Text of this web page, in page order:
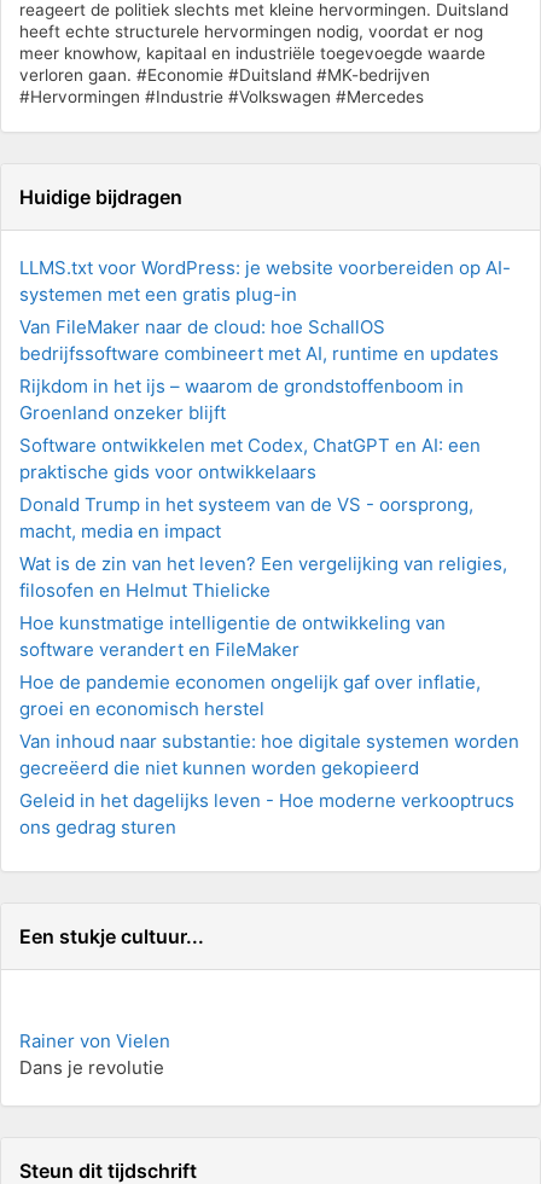
reageert de politiek slechts met kleine hervormingen. Duitsland
heeft echte structurele hervormingen nodig, voordat er nog
meer knowhow, kapitaal en industriële toegevoegde waarde
verloren gaan. #Economie #Duitsland #MK-bedrijven
#Hervormingen #Industrie #Volkswagen #Mercedes
Huidige bijdragen
LLMS.txt voor WordPress: je website voorbereiden op AI-
systemen met een gratis plug-in
Van FileMaker naar de cloud: hoe SchallOS
bedrijfssoftware combineert met AI, runtime en updates
Rijkdom in het ijs – waarom de grondstoffenboom in
Groenland onzeker blijft
Software ontwikkelen met Codex, ChatGPT en AI: een
praktische gids voor ontwikkelaars
Donald Trump in het systeem van de VS - oorsprong,
macht, media en impact
Wat is de zin van het leven? Een vergelijking van religies,
filosofen en Helmut Thielicke
Hoe kunstmatige intelligentie de ontwikkeling van
software verandert en FileMaker
Hoe de pandemie economen ongelijk gaf over inflatie,
groei en economisch herstel
Van inhoud naar substantie: hoe digitale systemen worden
gecreëerd die niet kunnen worden gekopieerd
Geleid in het dagelijks leven - Hoe moderne verkooptrucs
ons gedrag sturen
Een stukje cultuur...
Rainer von Vielen
Dans je revolutie
Steun dit tijdschrift